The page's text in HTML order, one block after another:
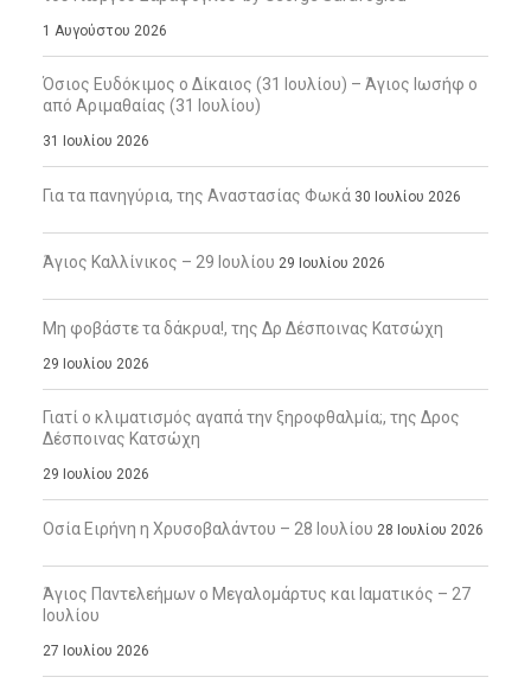
1 Αυγούστου 2026
Όσιος Ευδόκιμος ο Δίκαιος (31 Ιουλίου) – Άγιος Ιωσήφ ο
από Αριμαθαίας (31 Ιουλίου)
31 Ιουλίου 2026
Για τα πανηγύρια, της Αναστασίας Φωκά 30 Ιουλίου 2026
Άγιος Καλλίνικος – 29 Ιουλίου 29 Ιουλίου 2026
Μη φοβάστε τα δάκρυα!, της Δρ Δέσποινας Κατσώχη
29 Ιουλίου 2026
Γιατί ο κλιματισμός αγαπά την ξηροφθαλμία;, της Δρος
Δέσποινας Κατσώχη
29 Ιουλίου 2026
Οσία Ειρήνη η Χρυσοβαλάντου – 28 Ιουλίου 28 Ιουλίου 2026
Άγιος Παντελεήμων ο Μεγαλομάρτυς και Ιαματικός – 27
Ιουλίου
27 Ιουλίου 2026